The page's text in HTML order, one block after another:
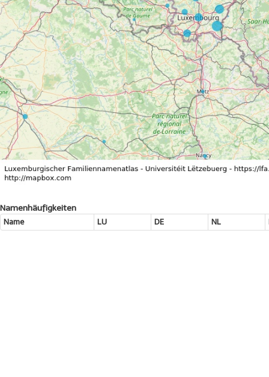
Namenhäufigkeiten
Name LU DE NL